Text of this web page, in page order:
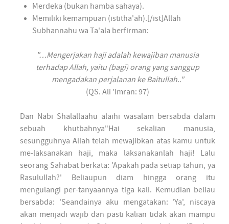
Merdeka (bukan hamba sahaya).
Memiliki kemampuan (istitha'ah).[/ist]Allah
Subhannahu wa Ta'ala berfirman:
"…Mengerjakan haji adalah kewajiban manusia
terhadap Allah, yaitu (bagi) orang yang sanggup
mengadakan perjalanan ke Baitullah.."
(QS. Ali 'Imran: 97)
Dan Nabi Shalallaahu alaihi wasalam bersabda dalam
sebuah khutbahnya"Hai sekalian manusia,
sesungguhnya Allah telah mewajibkan atas kamu untuk
me-laksanakan haji, maka laksanakanlah haji! Lalu
seorang Sahabat berkata: 'Apakah pada setiap tahun, ya
Rasulullah?' Beliaupun diam hingga orang itu
mengulangi per-tanyaannya tiga kali. Kemudian beliau
bersabda: 'Seandainya aku mengatakan: 'Ya', niscaya
akan menjadi wajib dan pasti kalian tidak akan mampu